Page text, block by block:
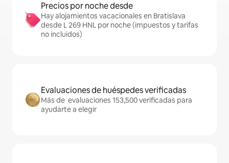
Precios por noche desde
Hay alojamientos vacacionales en Bratislava
desde L 269 HNL por noche (impuestos y tarifas
no incluidos)
Evaluaciones de huéspedes verificadas
Más de evaluaciones 153,500 verificadas para
ayudarte a elegir